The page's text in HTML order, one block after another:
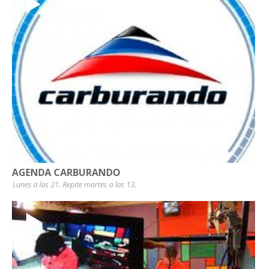
AGENDA CARBURANDO
Lunes a las 21. Repite martes a las 13.